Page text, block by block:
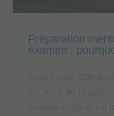
Préparation
examen :